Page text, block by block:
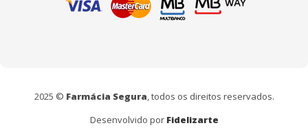
2025 © Farmácia Segura, todos os direitos reservados.
Desenvolvido por Fidelizarte